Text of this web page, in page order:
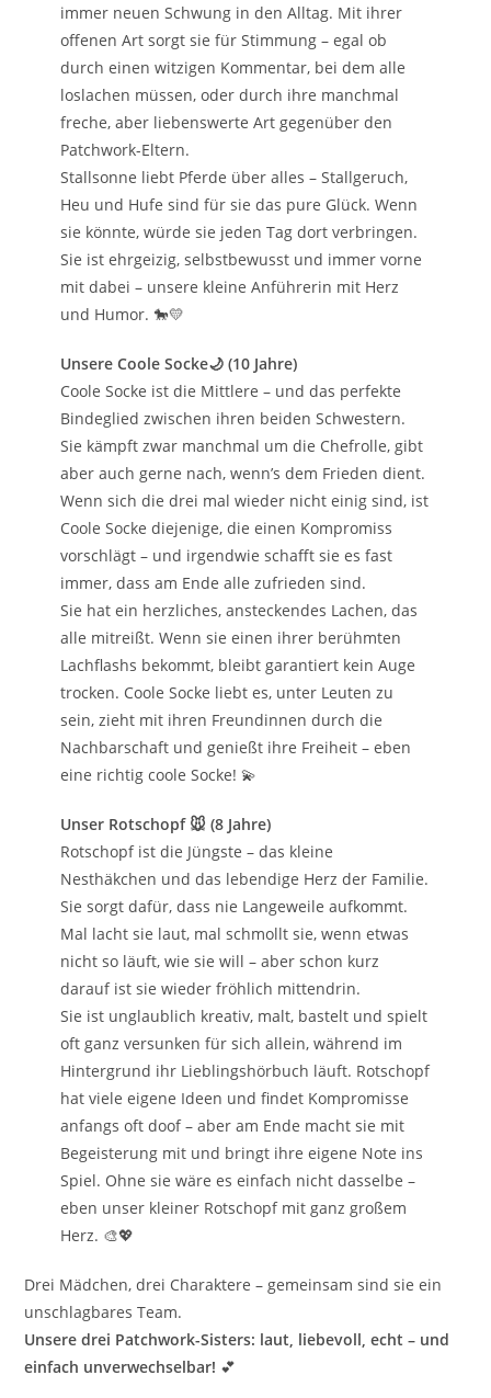
immer neuen Schwung in den Alltag. Mit ihrer
offenen Art sorgt sie für Stimmung – egal ob
durch einen witzigen Kommentar, bei dem alle
loslachen müssen, oder durch ihre manchmal
freche, aber liebenswerte Art gegenüber den
Patchwork-Eltern.
Stallsonne liebt Pferde über alles – Stallgeruch,
Heu und Hufe sind für sie das pure Glück. Wenn
sie könnte, würde sie jeden Tag dort verbringen.
Sie ist ehrgeizig, selbstbewusst und immer vorne
mit dabei – unsere kleine Anführerin mit Herz
und Humor. 🐎💛
Unsere Coole Socke🌙 (10 Jahre)
Coole Socke ist die Mittlere – und das perfekte
Bindeglied zwischen ihren beiden Schwestern.
Sie kämpft zwar manchmal um die Chefrolle, gibt
aber auch gerne nach, wenn’s dem Frieden dient.
Wenn sich die drei mal wieder nicht einig sind, ist
Coole Socke diejenige, die einen Kompromiss
vorschlägt – und irgendwie schafft sie es fast
immer, dass am Ende alle zufrieden sind.
Sie hat ein herzliches, ansteckendes Lachen, das
alle mitreißt. Wenn sie einen ihrer berühmten
Lachflashs bekommt, bleibt garantiert kein Auge
trocken. Coole Socke liebt es, unter Leuten zu
sein, zieht mit ihren Freundinnen durch die
Nachbarschaft und genießt ihre Freiheit – eben
eine richtig coole Socke! 💫
Unser Rotschopf 🐭 (8 Jahre)
Rotschopf ist die Jüngste – das kleine
Nesthäkchen und das lebendige Herz der Familie.
Sie sorgt dafür, dass nie Langeweile aufkommt.
Mal lacht sie laut, mal schmollt sie, wenn etwas
nicht so läuft, wie sie will – aber schon kurz
darauf ist sie wieder fröhlich mittendrin.
Sie ist unglaublich kreativ, malt, bastelt und spielt
oft ganz versunken für sich allein, während im
Hintergrund ihr Lieblingshörbuch läuft. Rotschopf
hat viele eigene Ideen und findet Kompromisse
anfangs oft doof – aber am Ende macht sie mit
Begeisterung mit und bringt ihre eigene Note ins
Spiel. Ohne sie wäre es einfach nicht dasselbe –
eben unser kleiner Rotschopf mit ganz großem
Herz. 🎨💖
Drei Mädchen, drei Charaktere – gemeinsam sind sie ein
unschlagbares Team.
Unsere drei Patchwork-Sisters: laut, liebevoll, echt – und
einfach unverwechselbar! 💕